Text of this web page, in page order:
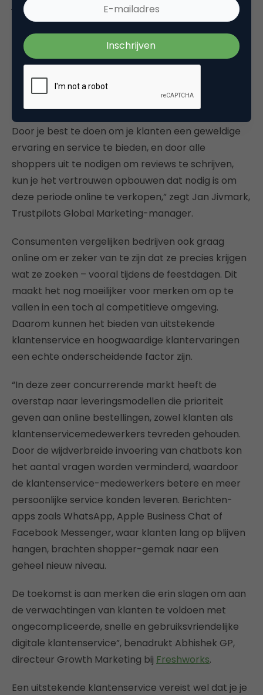
jaar is het belangrijk dat je klanten je vertrouwen
wanneer ze online winkelen. Dit bereik je het beste
door eerlijke, echte reviews op je website te tonen.
De kopers van vandaag zijn clever – ze zoeken naar
bedrijven met een mix van positieve en negatieve
reviews om te zien hoe het bedrijf reageert op
eventuele slechte klantervaringen en deze oplost.
Door je best te doen om je klanten een geweldige
ervaring en service te bieden, en door alle
shoppers uit te nodigen om reviews te schrijven,
kun je het vertrouwen opbouwen dat nodig is om
deze periode online te verkopen,” zegt Jan Jivmark,
Trustpilots Global Marketing-manager.
Consumenten vergelijken bedrijven ook graag
online om er zeker van te zijn dat ze precies krijgen
wat ze zoeken – vooral tijdens de feestdagen. Dit
maakt het nog moeilijker voor merken om op te
vallen in een toch al competitieve omgeving.
Daarom kunnen het bieden van uitstekende
klantenservice en hoogwaardige klantervaringen
een echte onderscheidende factor zijn.
“In deze zeer concurrerende markt heeft de
overstap naar leveringsmodellen die prioriteit
geven aan online bestellingen, zowel klanten als
klantenservicemedewerkers tevreden gehouden.
Door de wijdverbreide invoering van chatbots kon
het aantal vragen worden verminderd, waardoor
de klantenservice-medewerkers betere en meer
persoonlijke service konden leveren. Berichten-
apps zoals WhatsApp, Apple Business Chat of
Facebook Messenger, waar klanten lang op blijven
hangen, brachten shopper-gemak naar een
geheel nieuw niveau.
De toekomst is aan merken die erin slagen om aan
de verwachtingen van klanten te voldoen met
ongecompliceerde, snelle en gebruiksvriendelijke
digitale klantenservice”, benadrukt Abhishek GP,
directeur Growth Marketing bij Freshworks.
Een uitstekende klantenservice vereist wel dat je je